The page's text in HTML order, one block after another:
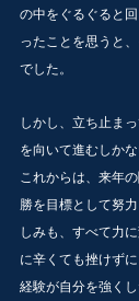
の中をぐるぐると
ったことを思うと
でした。
しかし、立ち止ま
を向いて進むしか
これからは、来年
勝を目標として努
しみも、すべて力
に辛くても挫けず
経験が自分を強く